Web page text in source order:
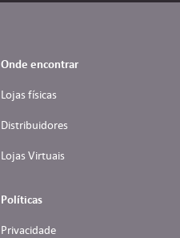
Onde encontrar
Lojas físicas
Distribuidores
Lojas Virtuais
Políticas
Privacidade